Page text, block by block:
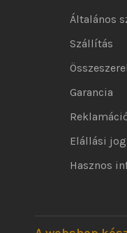
Általános
Szállítás
Garancia
Elállási jog
Hasznos